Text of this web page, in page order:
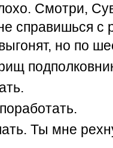
Смотри,
справишься с
но по
Ты мне